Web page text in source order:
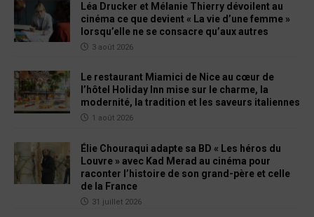
Léa Drucker et Mélanie Thierry dévoilent au
cinéma ce que devient « La vie d’une femme »
lorsqu’elle ne se consacre qu’aux autres
3 août 2026
Le restaurant Miamici de Nice au cœur de
l’hôtel Holiday Inn mise sur le charme, la
modernité, la tradition et les saveurs italiennes
1 août 2026
Élie Chouraqui adapte sa BD « Les héros du
Louvre » avec Kad Merad au cinéma pour
raconter l’histoire de son grand-père et celle
de la France
31 juillet 2026